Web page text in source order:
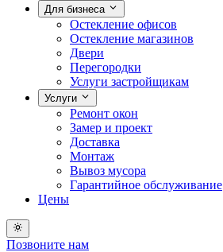
Для бизнеса
Остекление офисов
Остекление магазинов
Двери
Перегородки
Услуги застройщикам
Услуги
Ремонт окон
Замер и проект
Доставка
Монтаж
Вывоз мусора
Гарантийное обслуживание
Цены
Позвоните нам